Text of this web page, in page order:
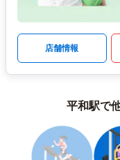
店舗情報
平和駅で